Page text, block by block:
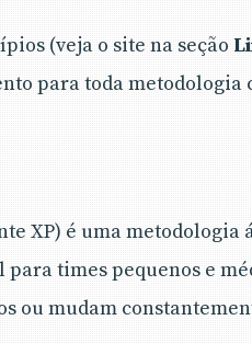
(veja o site na seção
para toda metodologia
XP) é uma metodologia
times pequenos e
ou mudam